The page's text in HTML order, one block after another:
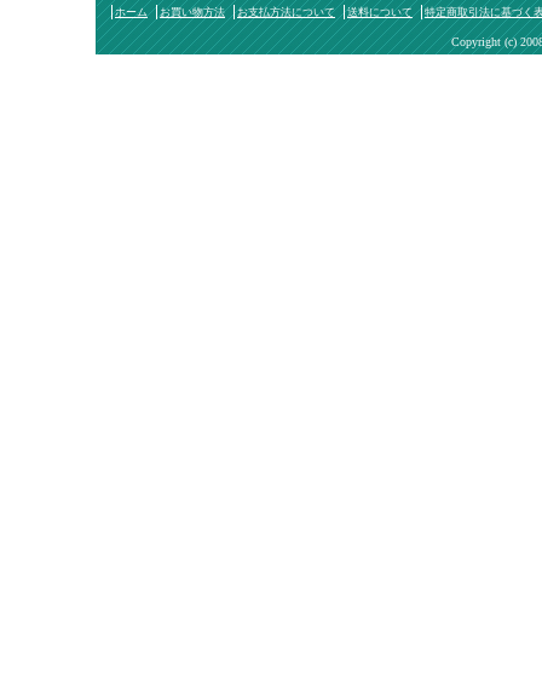
ホーム お買い物方法 お支払方法について 送料について 特定商取引法に基づく
Copyright (c)